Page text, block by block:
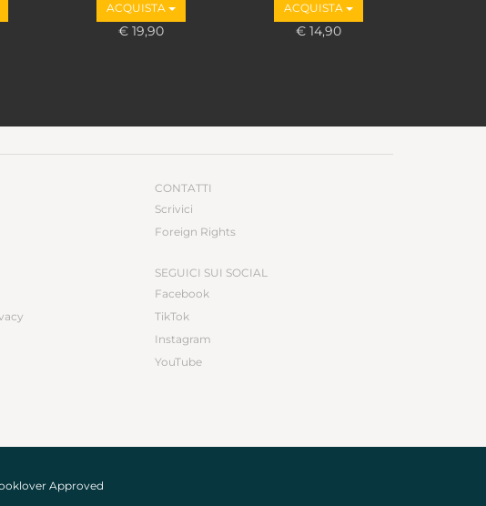
ACQUISTA
€ 19,90
ACQUISTA
€ 14,90
CONTATTI
Scrivici
Foreign Rights
SEGUICI SUI SOCIAL
Facebook
TikTok
Instagram
YouTube
Approved